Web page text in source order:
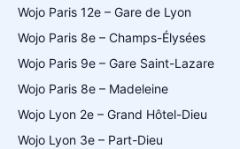
Wojo Paris 12e – Gare de Lyon
Wojo Paris 8e – Champs-Élysées
Wojo Paris 9e – Gare Saint-Lazare
Wojo Paris 8e – Madeleine
Wojo Lyon 2e – Grand Hôtel-Dieu
Wojo Lyon 3e – Part-Dieu